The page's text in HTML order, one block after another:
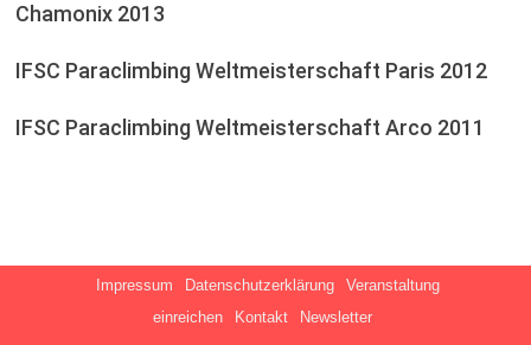
Chamonix 2013
IFSC Paraclimbing Weltmeisterschaft Paris 2012
IFSC Paraclimbing Weltmeisterschaft Arco 2011
Impressum Datenschutzerklärung
Veranstaltung
einreichen
Kontakt Newsletter